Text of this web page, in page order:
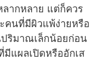
ากหลาย แต่ก็ควร
คนที่มีผิวแพ้ง่ายหรือ
ริมาณเล็กน้อยก่อน
แผลเปิดหรืออักเส